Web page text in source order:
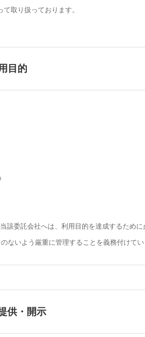
取り扱っております。
目的
委託会社へは、利用目的を達成するため
いよう厳重に管理することを義務付けてい
供・開示